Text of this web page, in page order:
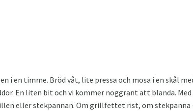
i en timme. Bröd våt, lite pressa och mosa i en skål
En liten bit och vi kommer noggrant att blanda.
eller stekpannan. Om grillfettet rist, om stekpanna